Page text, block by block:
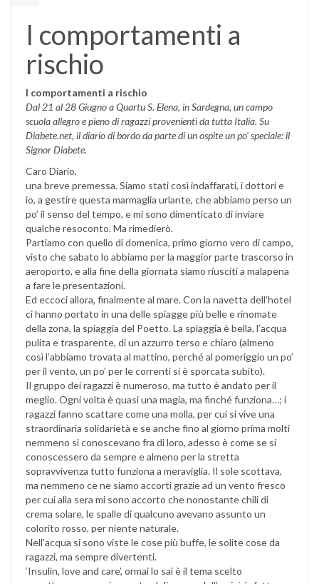
I comportamenti a
rischio
I comportamenti a rischio
Dal 21 al 28 Giugno a Quartu S. Elena, in Sardegna, un campo
scuola allegro e pieno di ragazzi provenienti da tutta Italia. Su
Diabete.net, il diario di bordo da parte di un ospite un po’ speciale: il
Signor Diabete.
Caro Diario,
una breve premessa. Siamo stati così indaffarati, i dottori e
io, a gestire questa marmaglia urlante, che abbiamo perso un
po’ il senso del tempo, e mi sono dimenticato di inviare
qualche resoconto. Ma rimedierò.
Partiamo con quello di domenica, primo giorno vero di campo,
visto che sabato lo abbiamo per la maggior parte trascorso in
aeroporto, e alla fine della giornata siamo riusciti a malapena
a fare le presentazioni.
Ed eccoci allora, finalmente al mare. Con la navetta dell’hotel
ci hanno portato in una delle spiagge più belle e rinomate
della zona, la spiaggia del Poetto. La spiaggia è bella, l’acqua
pulita e trasparente, di un azzurro terso e chiaro (almeno
così l’abbiamo trovata al mattino, perché al pomeriggio un po’
per il vento, un po’ per le correnti si è sporcata subito).
Il gruppo dei ragazzi è numeroso, ma tutto è andato per il
meglio. Ogni volta è quasi una magia, ma finché funziona…; i
ragazzi fanno scattare come una molla, per cui si vive una
straordinaria solidarietà e se anche fino al giorno prima molti
nemmeno si conoscevano fra di loro, adesso è come se si
conoscessero da sempre e almeno per la stretta
sopravvivenza tutto funziona a meraviglia. Il sole scottava,
ma nemmeno ce ne siamo accorti grazie ad un vento fresco
per cui alla sera mi sono accorto che nonostante chili di
crema solare, le spalle di qualcuno avevano assunto un
colorito rosso, per niente naturale.
Nell’acqua si sono viste le cose più buffe, le solite cose da
ragazzi, ma sempre divertenti.
‘Insulin, love and care’, ormai lo sai è il tema scelto